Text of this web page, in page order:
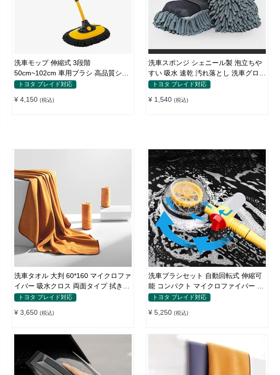
洗車モップ 伸縮式 3段階
50cm~102cm 車用ブラシ 高品質シェ
ニール 柔らかい
トヨタ ブレイド対応
¥ 4,150 (税込)
洗車スポンジ シェニール製 泡立ちや
すい 吸水 速乾 汚れ落とし 洗車グロー
ブトヨタ ブレイド対応
¥ 1,540 (税込)
洗車タオル 大判 60*160 マイクロファ
イバー 吸水クロス 両面タイプ 拭き取
り 汚れ落とし
トヨタ ブレイド対応
¥ 3,650 (税込)
洗車ブラシセット 自動回転式 伸縮可
能 コンパクト マイクロファイバー 高
圧洗浄
トヨタ ブレイド対応
¥ 5,250 (税込)